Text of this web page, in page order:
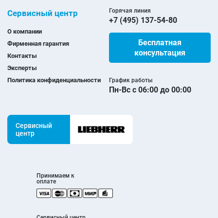
Сервисный центр
О компании
Фирменная гарантия
Контакты
Эксперты
Политика конфиденциальности
Горячая линия
+7 (495) 137-54-80
Бесплатная
консультация
График работы
Пн-Вс с 06:00 до 00:00
Сервисный
центр
Принимаем к
оплате